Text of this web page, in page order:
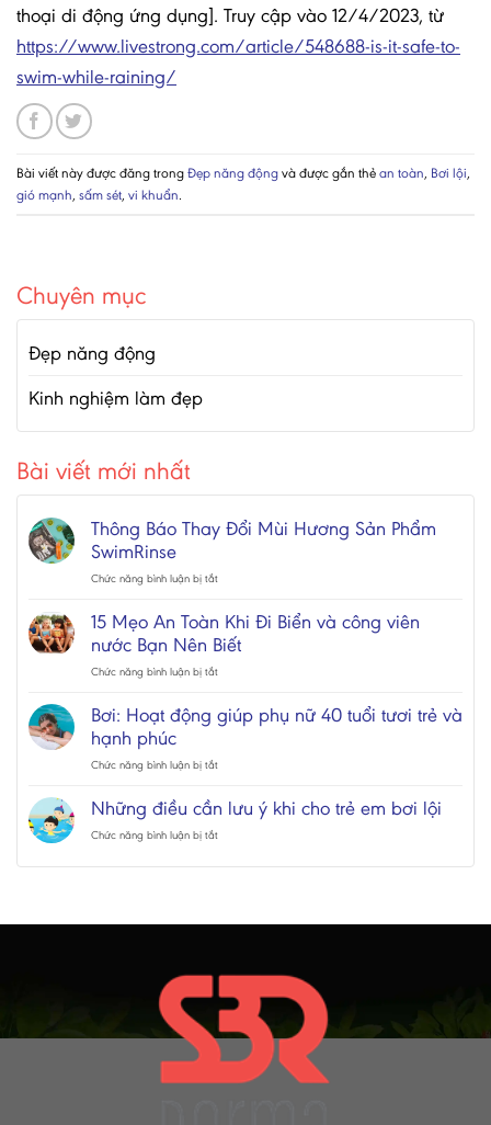
thoại di động ứng dụng]. Truy cập vào 12/4/2023, từ
https://www.livestrong.com/article/548688-is-it-safe-to-
swim-while-raining/
Bài viết này được đăng trong Đẹp năng động và được gắn thẻ an toàn, Bơi lội,
gió mạnh, sấm sét, vi khuẩn
Chuyên mục
Đẹp năng động
Kinh nghiệm làm đẹp
Bài viết mới nhất
Thông Báo Thay Đổi Mùi Hương Sản Phẩm
SwimRinse
Chức năng bình luận bị tắtở
Báo
Thay
Đổi
Phẩm
15 Mẹo An Toàn Khi Đi Biển và công viên
nước Bạn Nên Biết
Chức năng bình luận bị tắtở
Mẹo
An
và
nước
Bơi: Hoạt động giúp phụ nữ 40 tuổi tươi trẻ và
hạnh phúc
Chức năng bình luận bị tắtở
Hoạt
động
giúp
nữ
tươi
hạnh
Những điều cần lưu ý khi cho trẻ em bơi lội
Chức năng bình luận bị tắtở
điều
ý
trẻ
bơi